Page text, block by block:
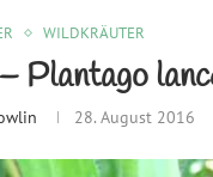
WILDKRÄUTER
Plantago
28. August 2016